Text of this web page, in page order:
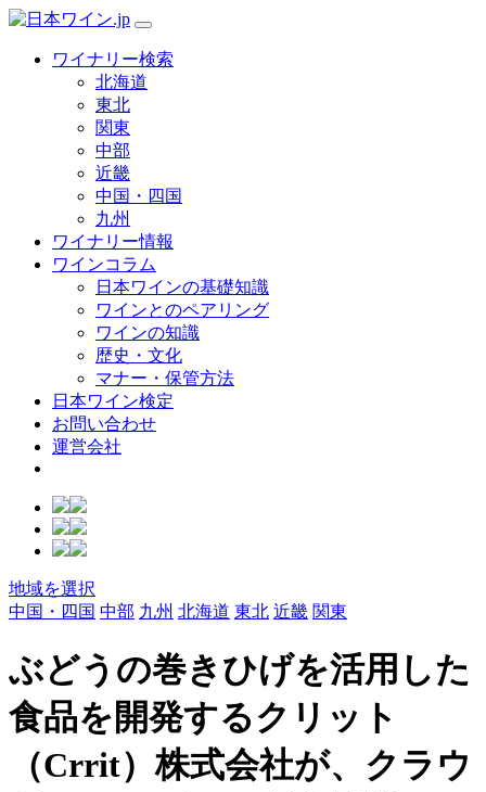
ワイナリー検索
北海道
東北
関東
中部
近畿
中国・四国
九州
ワイナリー情報
ワインコラム
日本ワインの基礎知識
ワインとのペアリング
ワインの知識
歴史・文化
マナー・保管方法
日本ワイン検定
お問い合わせ
運営会社
地域を選択
中国・四国 中部 九州 北海道 東北 近畿 関東
ぶどうの巻きひげを活用した
食品を開発するクリット
（Crrit）株式会社が、クラウ